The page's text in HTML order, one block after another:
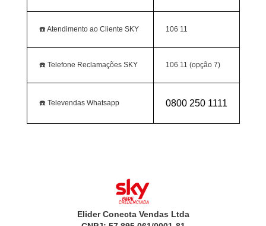
☎️ Atendimento ao Cliente SKY 106 11
☎️ Telefone Reclamações SKY 106 11 (opção 7)
☎️ Televendas Whatsapp 0800 250 1111
Elider Conecta Vendas Ltda